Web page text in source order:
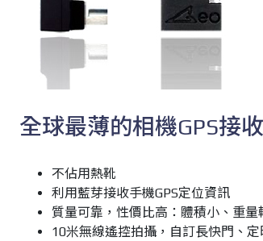
全球最薄的相機GPS接
不佔用熱靴
利用藍芽接收手機GPS定位資訊
質量可靠，性價比高：體積小、重量
10米無線遙控拍攝，自訂長快門、